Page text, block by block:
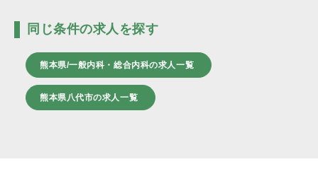
同じ条件の求人を探す
熊本県/一般内科・総合内科の求人一覧
熊本県八代市の求人一覧